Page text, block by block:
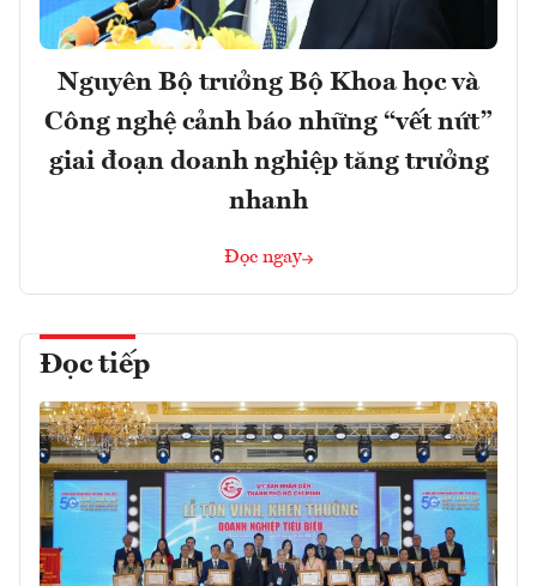
Nguyên Bộ trưởng Bộ Khoa học và
Công nghệ cảnh báo những “vết nứt”
giai đoạn doanh nghiệp tăng trưởng
nhanh
Đọc ngay
Đọc tiếp